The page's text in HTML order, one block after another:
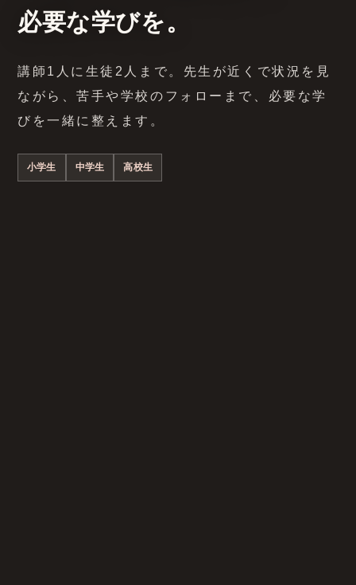
必要な学びを。
講師1人に生徒2人まで。先生が近くで状況を見
ながら、苦手や学校のフォローまで、必要な学
びを一緒に整えます。
小学生 中学生 高校生